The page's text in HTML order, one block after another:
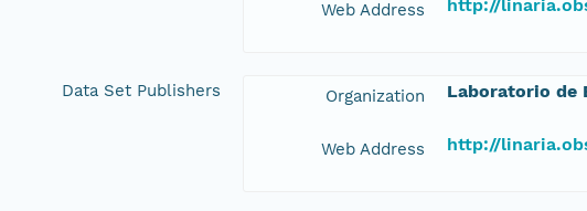
Web Address http://
Data Set Publishers Organization Laboratorio de
Web Address http://